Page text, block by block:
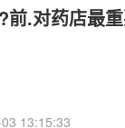
前.对药店最
13:15:33